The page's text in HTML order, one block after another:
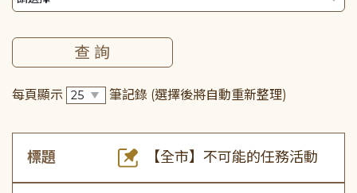
每頁顯示 筆記錄 (選擇後將自動重新整理)
標題 【全市】不可能的任務活動